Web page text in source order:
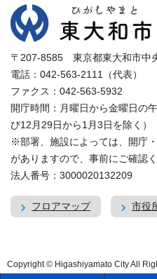
〒207-8585 東京都東大和市中
電話：042-563-2111（代表）
ファクス：042-563-5932
開庁時間：月曜日から金曜日の
び12月29日から1月3日を除く）
※部署、施設によっては、開庁
がありますので、事前にご確認く
法人番号：3000020132209
フロアマップ 市役
Copyright © Higashiyamato City All